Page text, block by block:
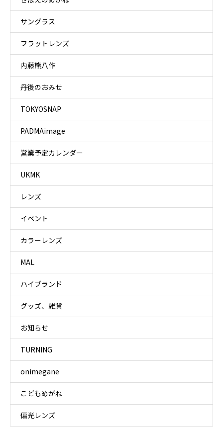
サングラス
フラットレンズ
内藤熊八作
丹後のおみせ
TOKYOSNAP
PADMAimage
営業予定カレンダー
UKMK
レンズ
イベント
カラーレンズ
MAL
ハイブランド
グッズ、雑貨
お知らせ
TURNING
onimegane
こどもめがね
偏光レンズ